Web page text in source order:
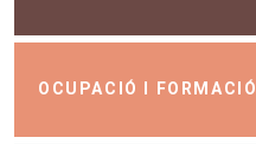
OCUPACIÓ I FORMACIÓ